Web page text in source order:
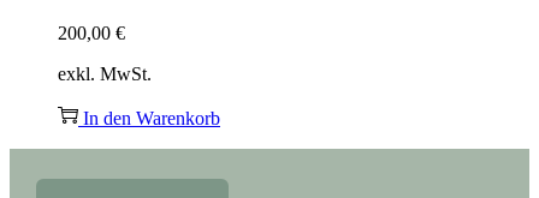
200,00 €
exkl. MwSt.
In den Warenkorb